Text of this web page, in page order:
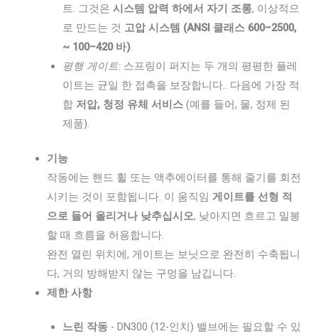
트. 그것은시스템 압력 하에서 자기 조롱, 이상적으
로 만드는 것 고압 시스템 (ANSI 클래스 600–2500,
~ 100–420 바).
평행 게이트: 스프링이 퍼지는 두 개의 평평한 플레
이트는 균일 한 접촉을 보장합니다.. 다음에 가장 적
합 저압, 청정 유체 서비스 (예를 들어, 물, 정제 된
제품).
기능
작동에는 핸드 휠 또는 액추에이터를 통해 줄기를 회전
시키는 것이 포함됩니다. 이 움직임게이트를 선형 적
으로 들어 올리거나 낮추십시오, 낮아지면 흐르고 밀봉
할 때 흐름을 허용합니다.
완전 열린 위치에, 게이트는 보닛으로 완전히 수축됩니
다, 거의 방해받지 않는 구멍을 남깁니다.
제한 사항
느린 작동 - DN300 (12-인치) 밸브에는 필요할 수 있